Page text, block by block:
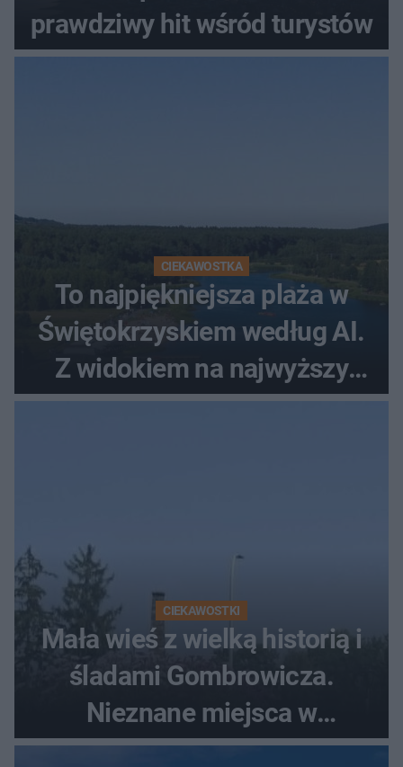
prawdziwy hit wśród turystów
CIEKAWOSTKA
To najpiękniejsza plaża w
Świętokrzyskiem według AI.
Z widokiem na najwyższy
szczyt Gór Świętokrzyskich
CIEKAWOSTKI
Mała wieś z wielką historią i
śladami Gombrowicza.
Nieznane miejsca w
Świętokrzyskiem